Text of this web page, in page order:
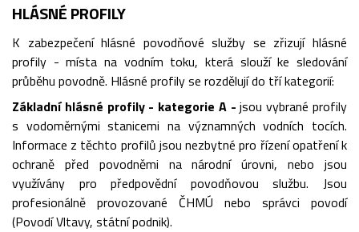
HLÁSNÉ PROFILY
K zabezpečení hlásné povodňové služby se zřizují hlásné
profily - místa na vodním toku, která slouží ke sledování
průběhu povodně. Hlásné profily se rozdělují do tří kategorií:
Základní hlásné profily - kategorie A - jsou vybrané profily
s vodoměrnými stanicemi na významných vodních tocích.
Informace z těchto profilů jsou nezbytné pro řízení opatření k
ochraně před povodněmi na národní úrovni, nebo jsou
využívány pro předpovědní povodňovou službu. Jsou
profesionálně provozované ČHMÚ nebo správci povodí
(Povodí Vltavy, státní podnik).